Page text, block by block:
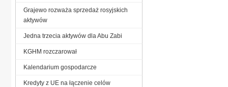
Grajewo rozważa sprzedaż rosyjskich
aktywów
Jedna trzecia aktywów dla Abu Zabi
KGHM rozczarował
Kalendarium gospodarcze
Kredyty z UE na łączenie celów